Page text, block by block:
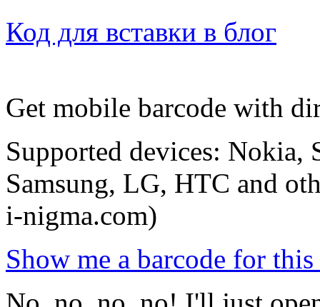
Код для вставки в блог
Get mobile barcode with
Supported devices: Nokia,
Samsung, LG, HTC and
i-nigma.com)
Show me a barcode for